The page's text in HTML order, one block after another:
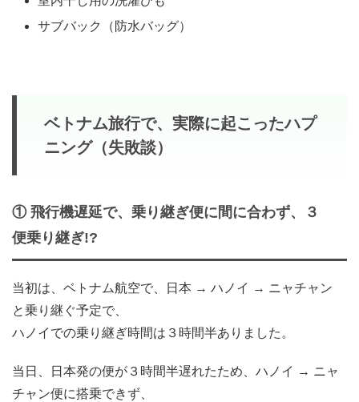
サブバック（防水バッグ）
ベトナム旅行で、実際に起こったハプ
ニング（失敗談）
① 飛行機遅延で、乗り継ぎ便に間に合わず、３
便乗り継ぎ!?
当初は、ベトナム航空で、日本 → ハノイ → ニャチャン
と乗り継ぐ予定で、
ハノイでの乗り継ぎ時間は３時間半ありました。
当日、日本発の便が３時間半遅れたため、ハノイ → ニャ
チャン便に搭乗できず、